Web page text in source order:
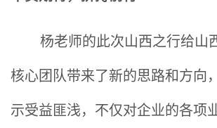
杨老师的此次山西之行给山
核心团队带来了新的思路和方向
示受益匪浅，不仅对企业的各项